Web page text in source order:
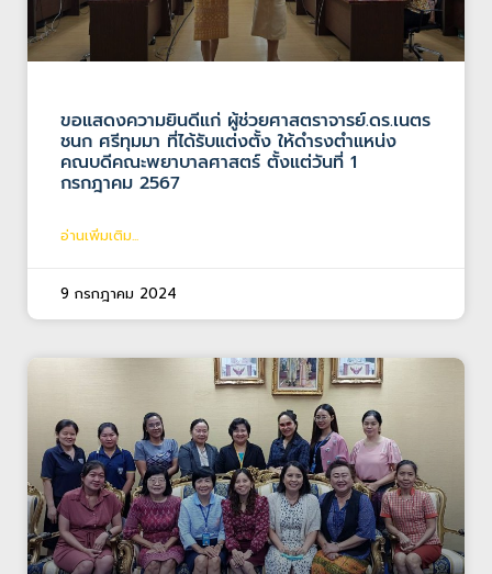
ขอแสดงความยินดีแก่ ผู้ช่วยศาสตราจารย์.ดร.เนตร
ชนก ศรีทุมมา ที่ได้รับแต่งตั้ง ให้ดำรงตำแหน่ง
คณบดีคณะพยาบาลศาสตร์ ตั้งแต่วันที่ 1
กรกฎาคม 2567
อ่านเพิ่มเติม...
9 กรกฎาคม 2024